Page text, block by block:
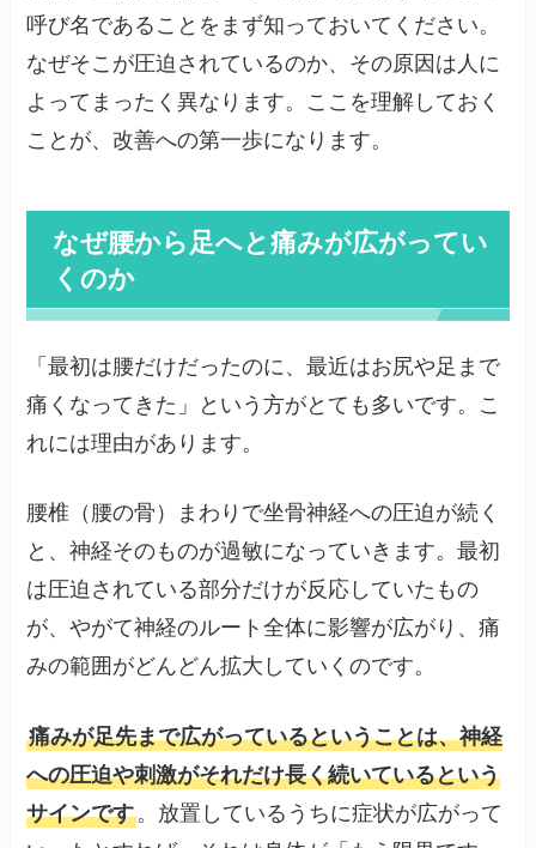
呼び名であることをまず知っておいてください。
なぜそこが圧迫されているのか、その原因は人に
よってまったく異なります。ここを理解しておく
ことが、改善への第一歩になります。
なぜ腰から足へと痛みが広がってい
くのか
「最初は腰だけだったのに、最近はお尻や足まで
痛くなってきた」という方がとても多いです。こ
れには理由があります。
腰椎（腰の骨）まわりで坐骨神経への圧迫が続く
と、神経そのものが過敏になっていきます。最初
は圧迫されている部分だけが反応していたもの
が、やがて神経のルート全体に影響が広がり、痛
みの範囲がどんどん拡大していくのです。
痛みが足先まで広がっているということは、神経
への圧迫や刺激がそれだけ長く続いているという
サインです。放置しているうちに症状が広がって